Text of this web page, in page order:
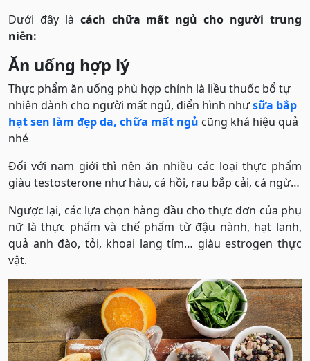
Dưới đây là cách chữa mất ngủ cho người trung
niên:
Ăn uống hợp lý
Thực phẩm ăn uống phù hợp chính là liều thuốc bổ tự
nhiên dành cho người mất ngủ, điển hình nhưsữa bắp
hạt sen làm đẹp da, chữa mất ngủ cũng khá hiệu quả
nhé
Đối với nam giới thì nên ăn nhiều các loại thực phẩm
giàu testosterone như hàu, cá hồi, rau bắp cải, cá ngừ…
Ngược lại, các lựa chọn hàng đầu cho thực đơn của phụ
nữ là thực phẩm và chế phẩm từ đậu nành, hạt lanh,
quả anh đào, tỏi, khoai lang tím… giàu estrogen thực
vật.